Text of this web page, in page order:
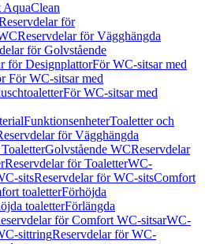
AquaClean
för
Reservdelar för Vägghängda
för Golvstående
för DesignplattorFör WC-sitsar med
För WC-sitsar med
För WC-sitsar med
FunktionsenheterToaletter och
för Vägghängda
Golvstående WCReservdelar
Reservdelar för ToaletterWC-
sitsReservdelar för WC-sitsComfort
toaletterFörhöjda
toaletterFörlängda
för Comfort WC-sitsarWC-
sittringReservdelar för WC-